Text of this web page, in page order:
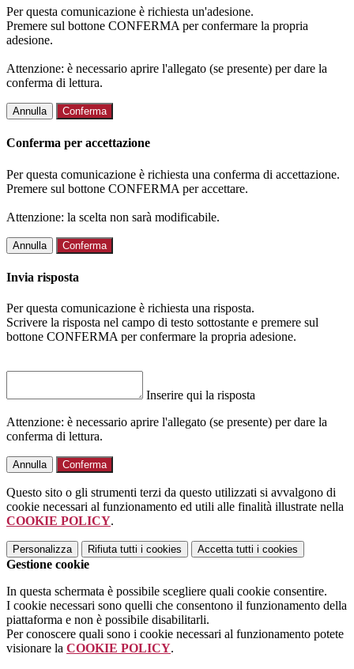
Per questa comunicazione è richiesta un'adesione.
Premere sul bottone CONFERMA per confermare la propria
adesione.
Attenzione: è necessario aprire l'allegato (se presente) per dare la
conferma di lettura.
Annulla Conferma
Conferma per accettazione
Per questa comunicazione è richiesta una conferma di accettazione.
Premere sul bottone CONFERMA per accettare.
Attenzione: la scelta non sarà modificabile.
Annulla Conferma
Invia risposta
Per questa comunicazione è richiesta una risposta.
Scrivere la risposta nel campo di testo sottostante e premere sul
bottone CONFERMA per confermare la propria adesione.
Inserire qui la risposta
Attenzione: è necessario aprire l'allegato (se presente) per dare la
conferma di lettura.
Annulla Conferma
Questo sito o gli strumenti terzi da questo utilizzati si avvalgono di
cookie necessari al funzionamento ed utili alle finalità illustrate nella
COOKIE POLICY.
Personalizza Rifiuta tutti i cookies Accetta tutti i cookies
Gestione cookie
In questa schermata è possibile scegliere quali cookie consentire.
I cookie necessari sono quelli che consentono il funzionamento della
piattaforma e non è possibile disabilitarli.
Per conoscere quali sono i cookie necessari al funzionamento potete
visionare la COOKIE POLICY.